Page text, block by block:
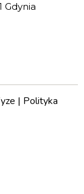
Gdynia
| Polityka